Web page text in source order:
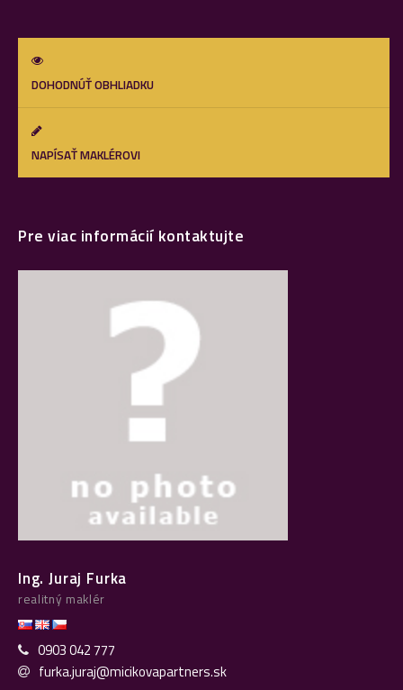
DOHODNÚŤ OBHLIADKU
NAPÍSAŤ MAKLÉROVI
Pre viac informácií kontaktujte
Ing. Juraj Furka
realitný maklér
0903 042 777
furka.juraj@micikovapartners.sk